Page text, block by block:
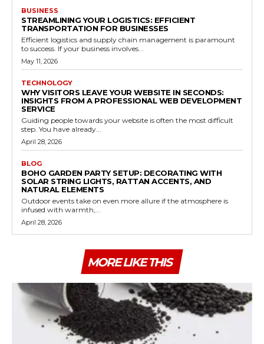
BUSINESS
STREAMLINING YOUR LOGISTICS: EFFICIENT
TRANSPORTATION FOR BUSINESSES
Efficient logistics and supply chain management is paramount
to success. If your business involves...
May 11, 2026
TECHNOLOGY
WHY VISITORS LEAVE YOUR WEBSITE IN SECONDS:
INSIGHTS FROM A PROFESSIONAL WEB DEVELOPMENT
SERVICE
Guiding people towards your website is often the most difficult
step. You have already...
April 28, 2026
BLOG
BOHO GARDEN PARTY SETUP: DECORATING WITH
SOLAR STRING LIGHTS, RATTAN ACCENTS, AND
NATURAL ELEMENTS
Outdoor events take on even more allure if the atmosphere is
infused with warmth,...
April 28, 2026
MORE LIKE THIS